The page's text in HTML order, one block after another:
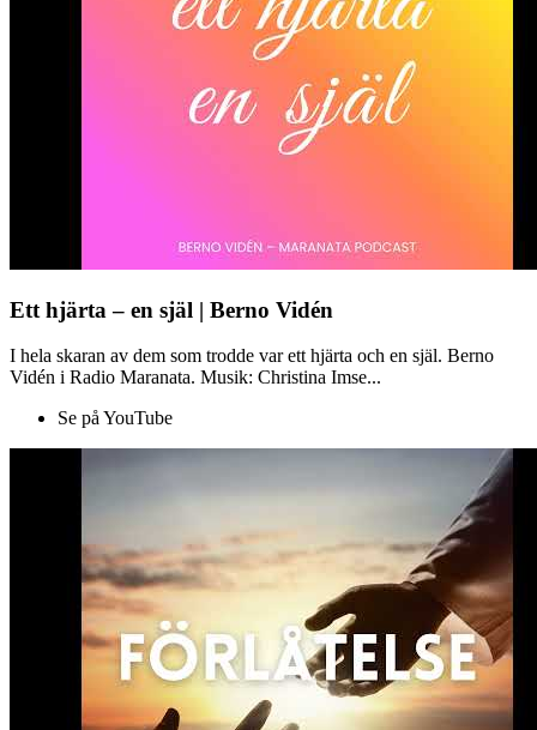
Ett hjärta – en själ | Berno Vidén
I hela skaran av dem som trodde var ett hjärta och en själ. Berno
Vidén i Radio Maranata. Musik: Christina Imse...
Se på YouTube